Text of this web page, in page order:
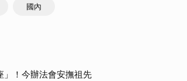
國內
！今辦法會安撫祖先